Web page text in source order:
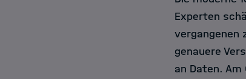
Experten
vergangenen
genauere
an Daten.